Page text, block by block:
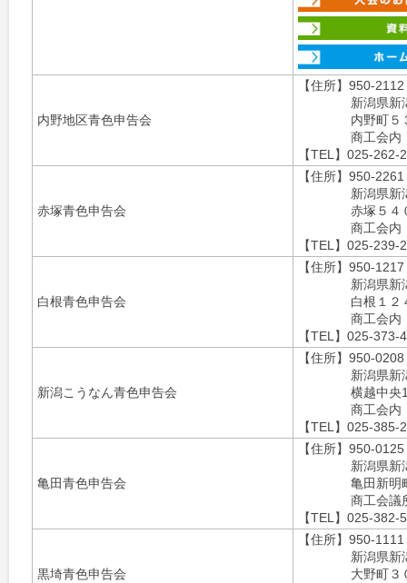
内野地区青色申告会
【住所】950-2112
新潟県新
内野町５
商工会内
【TEL】025-262-
赤塚青色申告会
【住所】950-2261
新潟県新
赤塚５４
商工会内
【TEL】025-239-
白根青色申告会
【住所】950-1217
新潟県新
白根１２
商工会内
【TEL】025-373-
新潟こうなん青色申告会
【住所】950-0208
新潟県新
横越中央
商工会内
【TEL】025-385-
亀田青色申告会
【住所】950-0125
新潟県新
亀田新明
商工会議
【TEL】025-382-
黒埼青色申告会
【住所】950-1111
新潟県新
大野町３